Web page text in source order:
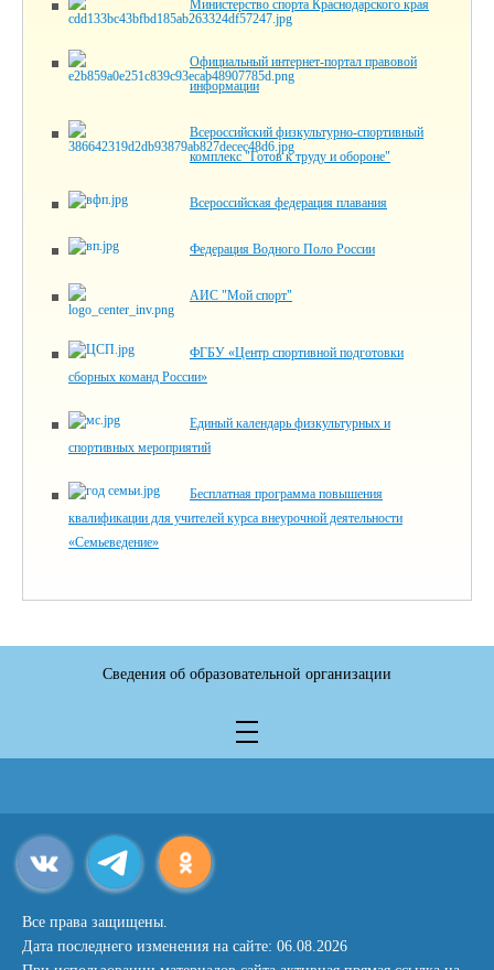
Министерство спорта Краснодарского края
Официальный интернет-портал правовой
информации
Всероссийский физкультурно-спортивный
комплекс "Готов к труду и обороне"
Всероссийская федерация плавания
Федерация Водного Поло России
АИС "Мой спорт"
ФГБУ «Центр спортивной подготовки
сборных команд России»
Единый календарь физкультурных и
спортивных мероприятий
Бесплатная программа повышения
квалификации для учителей курса внеурочной деятельности
«Семьеведение»
Сведения об образовательной организации
Все права защищены.
Дата последнего изменения на сайте: 06.08.2026